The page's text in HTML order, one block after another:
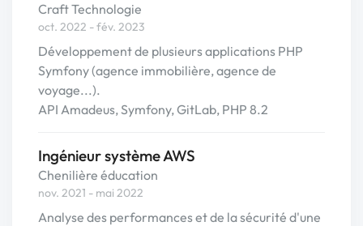
Craft Technologie
oct. 2022 - fév. 2023
Développement de plusieurs applications PHP
Symfony (agence immobilière, agence de
voyage...).
API Amadeus, Symfony, GitLab, PHP 8.2
Ingénieur système AWS
Chenilière éducation
nov. 2021 - mai 2022
Analyse des performances et de la sécurité d'une